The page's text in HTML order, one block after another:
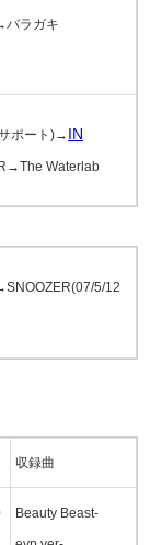
バラガキ
ポート)→ IN
Waterlab
5/12
収録曲
Beauty Beast-